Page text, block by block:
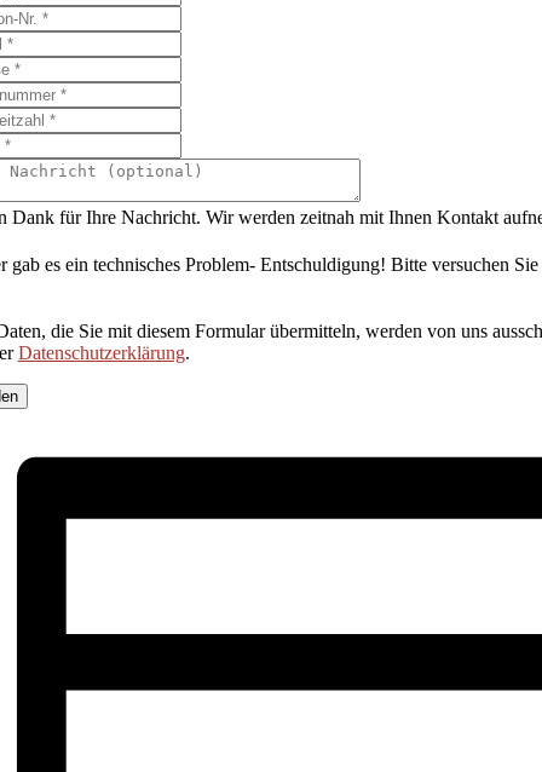
Dank für Ihre Nachricht. Wir werden zeitnah mit Ihnen Kontakt
gab es ein technisches Problem- Entschuldigung! Bitte versuchen
die Sie mit diesem Formular übermitteln, werden von uns
Datenschutzerklärung.